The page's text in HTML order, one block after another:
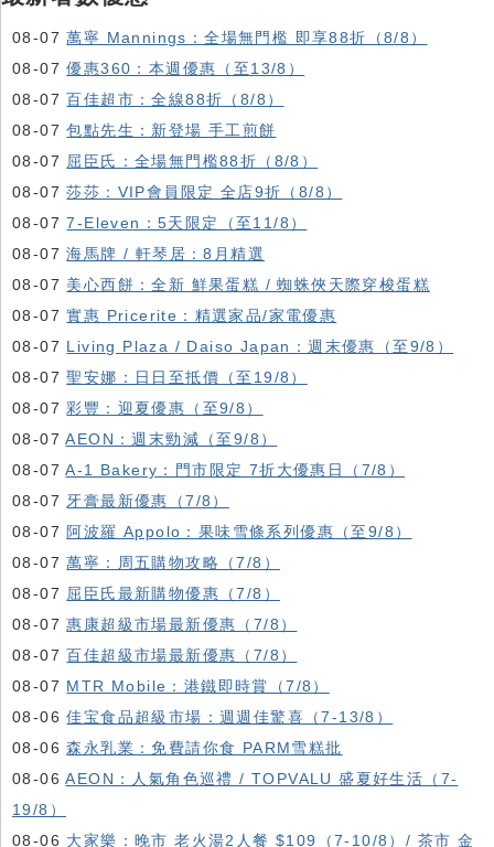
08-07萬寧 Mannings：全場無門檻 即享88折（8/8）
08-07優惠360：本週優惠（至13/8）
08-07百佳超市：全線88折（8/8）
08-07包點先生：新登場 手工煎餅
08-07 屈臣氏：全場無門檻88折（8/8）
08-07莎莎：VIP會員限定 全店9折（8/8）
08-077-Eleven：5天限定（至11/8）
08-07海馬牌 / 軒琴居：8月精選
08-07 美心西餅：全新 鮮果蛋糕 / 蜘蛛俠天際穿梭蛋糕
08-07實惠 Pricerite：精選家品/家電優惠
08-07 Living Plaza / Daiso Japan：週末優惠（至9/8）
08-07聖安娜：日日至抵價（至19/8）
08-07彩豐：迎夏優惠（至9/8）
08-07AEON：週末勁減（至9/8）
08-07A-1 Bakery：門市限定 7折大優惠日（7/8）
08-07 牙膏最新優惠（7/8）
08-07 阿波羅 Appolo：果味雪條系列優惠（至9/8）
08-07萬寧：周五購物攻略（7/8）
08-07 屈臣氏最新購物優惠（7/8）
08-07惠康超級市場最新優惠（7/8）
08-07百佳超級市場最新優惠（7/8）
08-07 MTR Mobile：港鐵即時賞（7/8）
08-06佳宝食品超級市場：週週佳驚喜（7-13/8）
08-06森永乳業：免費請你食 PARM雪糕批
08-06AEON：人氣角色巡禮 / TOPVALU 盛夏好生活（7-
19/8）
08-06 大家樂：晚市 老火湯2人餐 $109（7-10/8）/ 茶市 金